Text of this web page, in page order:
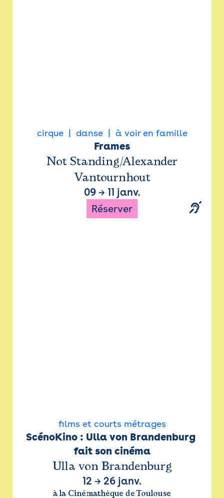
cirque danse à voir en famille
Frames
Not Standing/Alexander
Vantournhout
09→ 11 janv.
Réserver
films et courts métrages
ScénoKino : Ulla von Brandenburg
fait son cinéma
Ulla von Brandenburg
12 → 26 janv.
à la Cinémathèque de Toulouse